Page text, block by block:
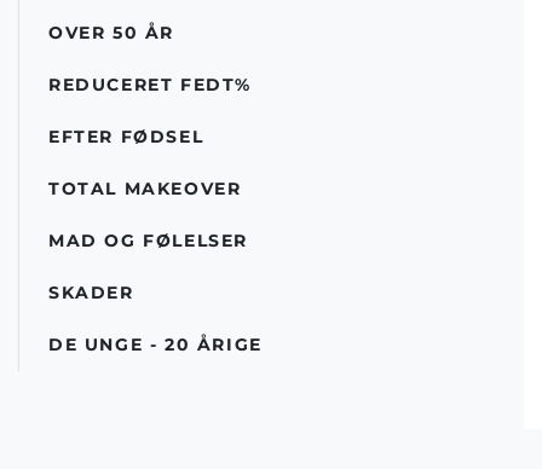
OVER 50 ÅR
REDUCERET FEDT%
EFTER FØDSEL
TOTAL MAKEOVER
MAD OG FØLELSER
SKADER
DE UNGE - 20 ÅRIGE